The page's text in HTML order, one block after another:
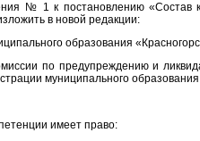
№ 1 к постановлению «Состав
в новой редакции:
образования
по предупреждению и
муниципального
имеет право: